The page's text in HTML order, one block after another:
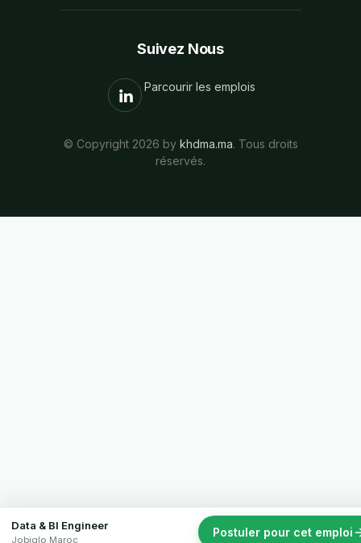
Data & BI Engineer
Jobiglo Maroc
Postuler pour cet emploi
Suivez Nous
Parcourir les emplois
© Copyright 2026 by khdma.ma. Tous droits
réservés.